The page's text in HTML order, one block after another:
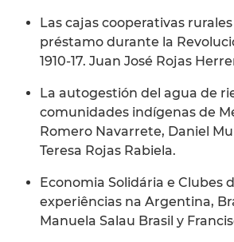
Las cajas cooperativas
préstamo durante la
1910-17. Juan José Rojas
La autogestión del agua de
comunidades indígenas de
Romero Navarrete, Daniel
Teresa Rojas Rabiela.
Economia Solidária e Clubes
experiências na Argentina,
Manuela Salau Brasil y